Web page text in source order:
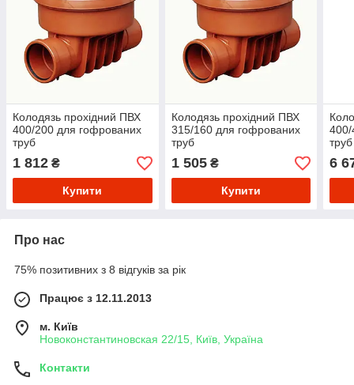
Колодязь прохідний ПВХ
400/200 для гофрованих
труб
1 812 ₴
Купити
Колодязь прохідний ПВХ
315/160 для гофрованих
труб
1 505₴
Купити
400/
труб
6
Про нас
75% позитивних з 8 відгуків за рік
Працює з 12.11.2013
м. Київ
Новоконстантиновская 22/15, Київ, Україна
Контакти